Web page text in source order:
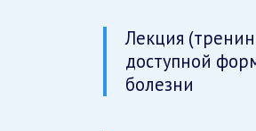
Лекция
доступной
болезни